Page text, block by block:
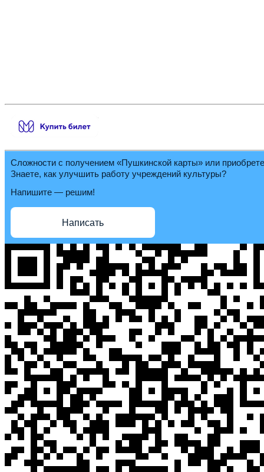
Сложности с получением «Пушкинской карты» или
Знаете, как улучшить работу учреждений культуры?
Напишите — решим!
Написать